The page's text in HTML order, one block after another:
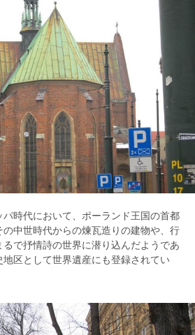
時代において、ポーランド王国の首都
の中世時代からの煉瓦造りの建物や、行
で抒情詩の世界に潜り込んだようであ
区として世界遺産にも登録されてい